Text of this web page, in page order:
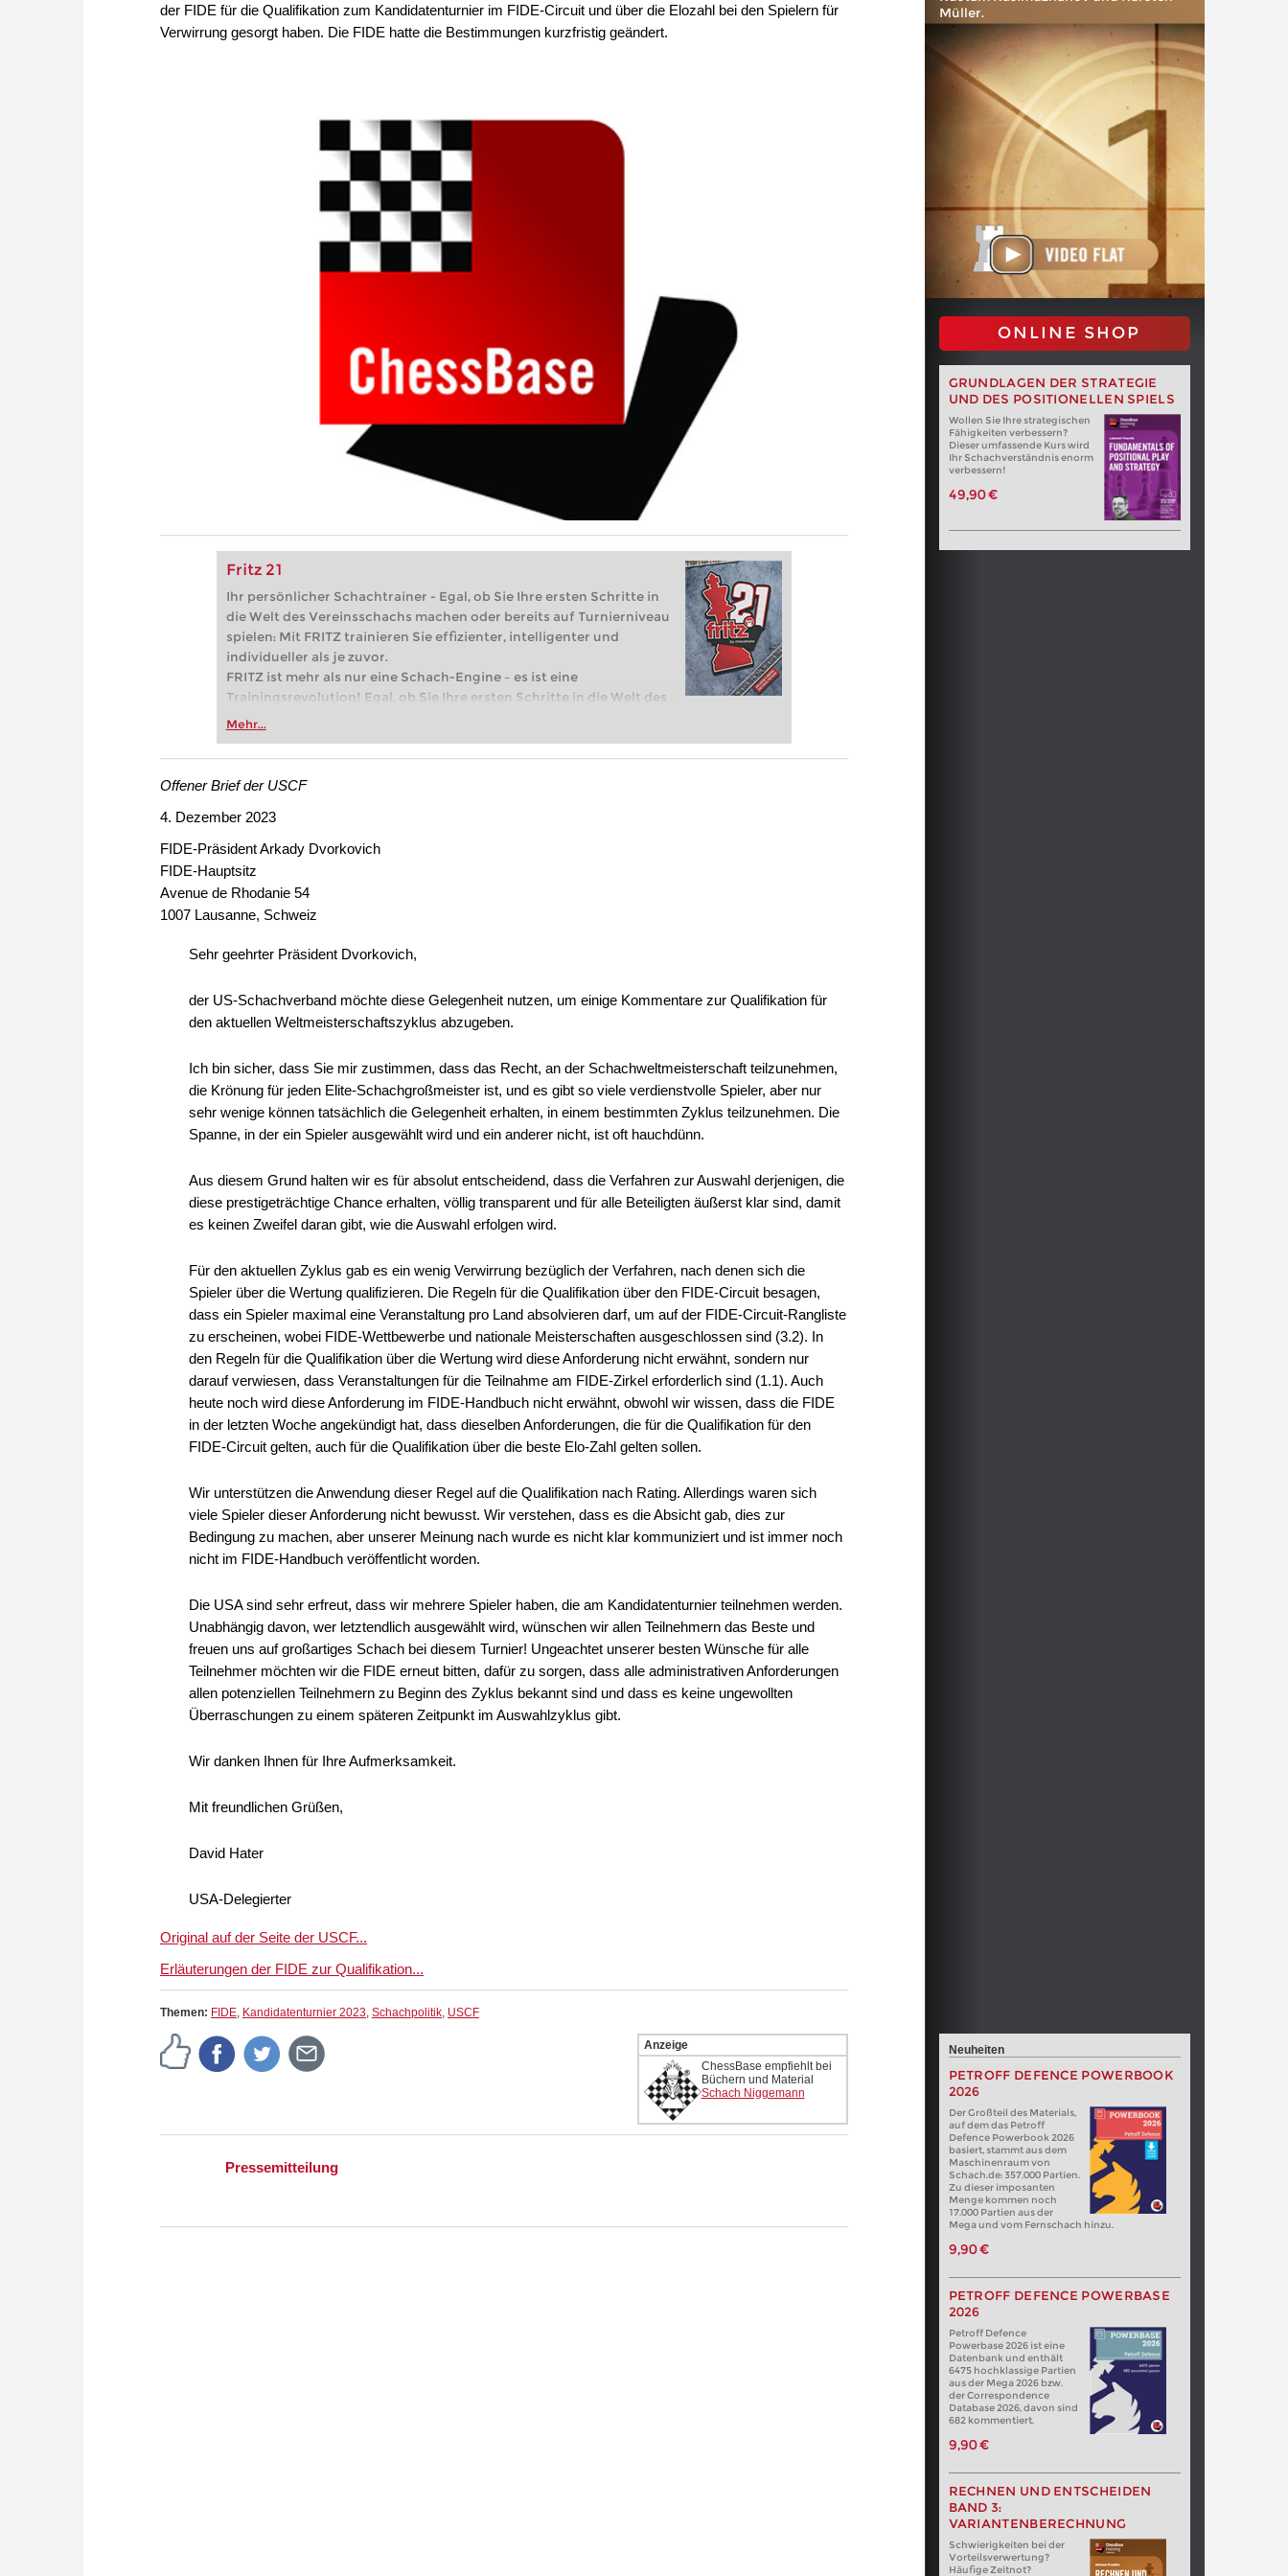
der FIDE für die Qualifikation zum Kandidatenturnier im FIDE-Circuit und über die Elozahl bei den Spielern für
Verwirrung gesorgt haben. Die FIDE hatte die Bestimmungen kurzfristig geändert.
Fritz 21
Ihr persönlicher Schachtrainer - Egal, ob Sie Ihre ersten Schritte in
die Welt des Vereinsschachs machen oder bereits auf Turnierniveau
spielen: Mit FRITZ trainieren Sie effizienter, intelligenter und
individueller als je zuvor.
FRITZ ist mehr als nur eine Schach-Engine – es ist eine
Trainingsrevolution! Egal, ob Sie Ihre ersten Schritte in die Welt des
Vereinsschachs machen oder bereits auf Turnierniveau spielen: Mit
zuvor.
Mehr...
Müller.
ONLINE SHOP
GRUNDLAGEN DER STRATEGIE
UND DES POSITIONELLEN SPIELS
Wollen Sie Ihre strategischen
Fähigkeiten verbessern?
Dieser umfassende Kurs wird
Ihr Schachverständnis enorm
verbessern!
49,90 €
Offener Brief der USCF
4. Dezember 2023
FIDE-Präsident Arkady Dvorkovich
FIDE-Hauptsitz
Avenue de Rhodanie 54
1007 Lausanne, Schweiz
Sehr geehrter Präsident Dvorkovich,
der US-Schachverband möchte diese Gelegenheit nutzen, um einige Kommentare zur Qualifikation für
den aktuellen Weltmeisterschaftszyklus abzugeben.
Ich bin sicher, dass Sie mir zustimmen, dass das Recht, an der Schachweltmeisterschaft teilzunehmen,
die Krönung für jeden Elite-Schachgroßmeister ist, und es gibt so viele verdienstvolle Spieler, aber nur
sehr wenige können tatsächlich die Gelegenheit erhalten, in einem bestimmten Zyklus teilzunehmen. Die
Spanne, in der ein Spieler ausgewählt wird und ein anderer nicht, ist oft hauchdünn.
Aus diesem Grund halten wir es für absolut entscheidend, dass die Verfahren zur Auswahl derjenigen, die
diese prestigeträchtige Chance erhalten, völlig transparent und für alle Beteiligten äußerst klar sind, damit
es keinen Zweifel daran gibt, wie die Auswahl erfolgen wird.
Für den aktuellen Zyklus gab es ein wenig Verwirrung bezüglich der Verfahren, nach denen sich die
Spieler über die Wertung qualifizieren. Die Regeln für die Qualifikation über den FIDE-Circuit besagen,
dass ein Spieler maximal eine Veranstaltung pro Land absolvieren darf, um auf der FIDE-Circuit-Rangliste
zu erscheinen, wobei FIDE-Wettbewerbe und nationale Meisterschaften ausgeschlossen sind (3.2). In
den Regeln für die Qualifikation über die Wertung wird diese Anforderung nicht erwähnt, sondern nur
darauf verwiesen, dass Veranstaltungen für die Teilnahme am FIDE-Zirkel erforderlich sind (1.1). Auch
heute noch wird diese Anforderung im FIDE-Handbuch nicht erwähnt, obwohl wir wissen, dass die FIDE
in der letzten Woche angekündigt hat, dass dieselben Anforderungen, die für die Qualifikation für den
FIDE-Circuit gelten, auch für die Qualifikation über die beste Elo-Zahl gelten sollen.
Wir unterstützen die Anwendung dieser Regel auf die Qualifikation nach Rating. Allerdings waren sich
viele Spieler dieser Anforderung nicht bewusst. Wir verstehen, dass es die Absicht gab, dies zur
Bedingung zu machen, aber unserer Meinung nach wurde es nicht klar kommuniziert und ist immer noch
nicht im FIDE-Handbuch veröffentlicht worden.
Die USA sind sehr erfreut, dass wir mehrere Spieler haben, die am Kandidatenturnier teilnehmen werden.
Unabhängig davon, wer letztendlich ausgewählt wird, wünschen wir allen Teilnehmern das Beste und
freuen uns auf großartiges Schach bei diesem Turnier! Ungeachtet unserer besten Wünsche für alle
Teilnehmer möchten wir die FIDE erneut bitten, dafür zu sorgen, dass alle administrativen Anforderungen
allen potenziellen Teilnehmern zu Beginn des Zyklus bekannt sind und dass es keine ungewollten
Überraschungen zu einem späteren Zeitpunkt im Auswahlzyklus gibt.
Wir danken Ihnen für Ihre Aufmerksamkeit.
Mit freundlichen Grüßen,
David Hater
USA-Delegierter
Original auf der Seite der USCF...
Erläuterungen der FIDE zur Qualifikation...
Themen: FIDE, Kandidatenturnier 2023, Schachpolitik, USCF
Anzeige
ChessBase empfiehlt bei
Büchern und Material
Schach Niggemann
Pressemitteilung
Neuheiten
PETROFF DEFENCE POWERBOOK
2026
Der Großteil des Materials,
auf dem das Petroff
Defence Powerbook 2026
basiert, stammt aus dem
Maschinenraum von
Schach.de: 357.000 Partien.
Zu dieser imposanten
Menge kommen noch
17.000 Partien aus der
Mega und vom Fernschach hinzu.
9,90 €
PETROFF DEFENCE POWERBASE
2026
Petroff Defence
Powerbase 2026 ist eine
Datenbank und enthält
6475 hochklassige Partien
aus der Mega 2026 bzw.
der Correspondence
Database 2026, davon sind
682 kommentiert.
9,90 €
RECHNEN UND ENTSCHEIDEN
BAND 3:
VARIANTENBERECHNUNG
Schwierigkeiten bei der
Vorteilsverwertung?
Häufige Zeitnot?